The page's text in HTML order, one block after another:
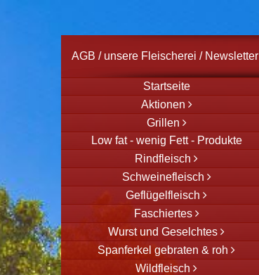
AGB / unsere Fleischerei / Newsletter
Startseite
Aktionen
Grillen
Low fat - wenig Fett - Produkte
Rindfleisch
Schweinefleisch
Geflügelfleisch
Faschiertes
Wurst und Geselchtes
Spanferkel gebraten & roh
Wildfleisch